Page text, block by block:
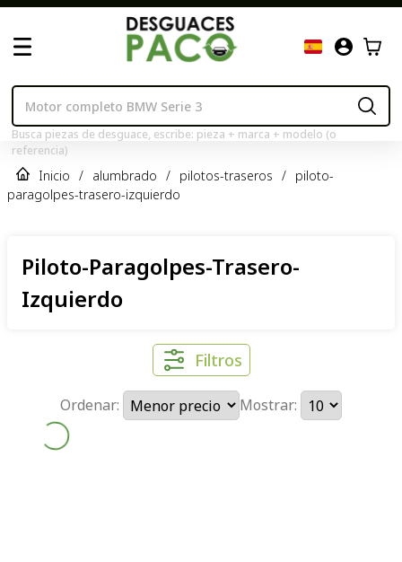
Busca piezas de desguace, escribe: pieza + marca + modelo (o
referencia)
Inicio / alumbrado / pilotos-traseros / piloto-
paragolpes-trasero-izquierdo
Piloto-Paragolpes-Trasero-
Izquierdo
Filtros
Ordenar: Mostrar: